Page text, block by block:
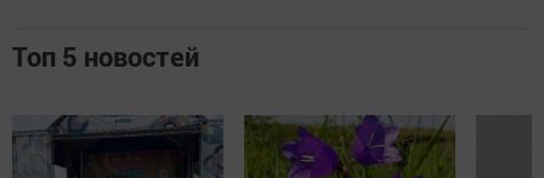
Топ 5 новостей